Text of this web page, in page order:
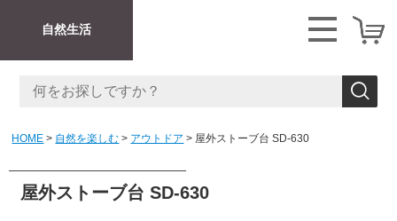
自然生活
HOME 自然を楽しむ アウトドア 屋外ストーブ台 SD-630
屋外ストーブ台 SD-630